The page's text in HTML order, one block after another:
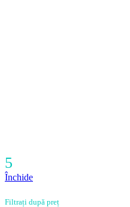
5
Închide
Filtrați după preț